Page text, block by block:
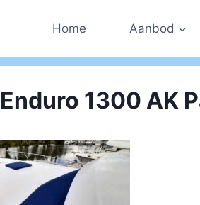
Home Aanbod
1300 AK